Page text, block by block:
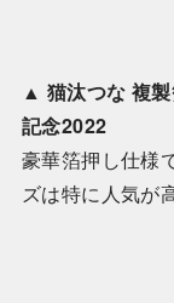
▲ 猫汰つな 複
記念2022
豪華箔押し仕様
ズは特に人気が